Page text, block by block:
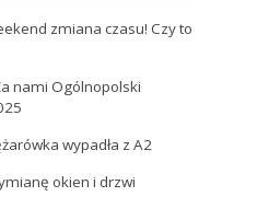
zmiana czasu! Czy to
nami Ogólnopolski
wypadła z A2
okien i drzwi